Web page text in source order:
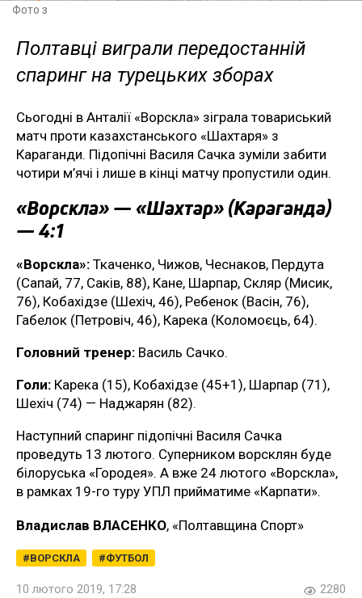
Фото з
Полтавці виграли передостанній
спаринг на турецьких зборах
Сьогодні в Анталії «Ворскла» зіграла товариський
матч проти казахстанського «Шахтаря» з
Караганди. Підопічні Василя Сачка зуміли забити
чотири м’ячі і лише в кінці матчу пропустили один.
«Ворскла» — «Шахтар» (Караганда)
— 4:1
«Ворскла»: Ткаченко, Чижов, Чеснаков, Пердута
(Сапай, 77, Саків, 88), Кане, Шарпар, Скляр (Мисик,
76), Кобахідзе (Шехіч, 46), Ребенок (Васін, 76),
Габелок (Петровіч, 46), Карека (Коломоєць, 64).
Головний тренер: Василь Сачко.
Голи: Карека (15), Кобахідзе (45+1), Шарпар (71),
Шехіч (74) — Наджарян (82).
Наступний спаринг підопічні Василя Сачка
проведуть 13 лютого. Суперником ворсклян буде
білоруська «Городея». А вже 24 лютого «Ворскла»,
в рамках 19-го туру УПЛ прийматиме «Карпати».
Владислав ВЛАСЕНКО, «Полтавщина Спорт»
ВОРСКЛА ФУТБОЛ
10 лютого 2019, 17:28 2280